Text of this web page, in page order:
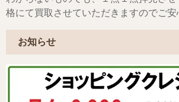
格にて買取させていただきますのでご安
お知らせ